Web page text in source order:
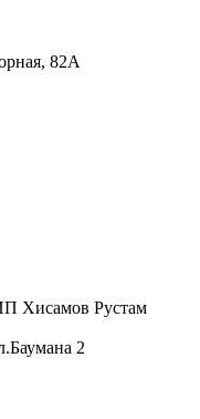
82А
Хисамов Рустам
2